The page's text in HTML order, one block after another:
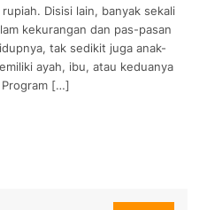
Disisi lain, banyak sekali
kekurangan dan pas-pasan
tak sedikit juga anak-
ayah, ibu, atau keduanya
Program […]